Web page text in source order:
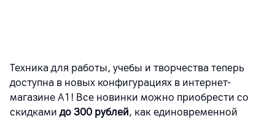
Техника для работы, учебы и творчества теперь
доступна в новых конфигурациях в интернет-
магазине А1! Все новинки можно приобрести со
скидкамидо 300 рублей, как единовременной